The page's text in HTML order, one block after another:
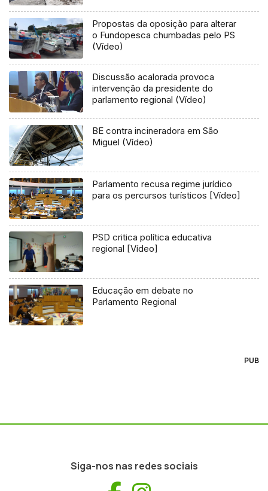
Propostas da oposição para alterar
o Fundopesca chumbadas pelo PS
(Vídeo)
Discussão acalorada provoca
intervenção da presidente do
parlamento regional (Vídeo)
BE contra incineradora em São
Miguel (Vídeo)
Parlamento recusa regime jurídico
para os percursos turísticos [Vídeo]
PSD critica política educativa
regional [Vídeo]
Educação em debate no
Parlamento Regional
PUB
Siga-nos nas redes sociais